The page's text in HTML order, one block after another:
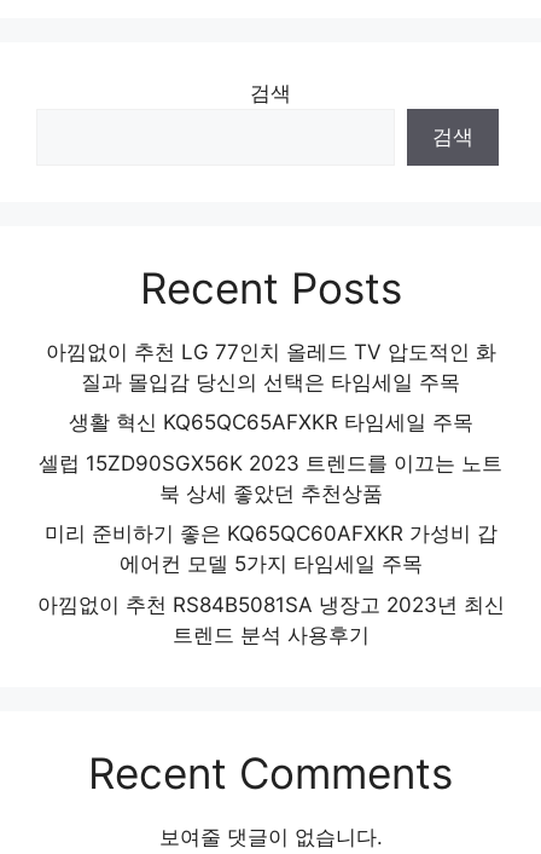
검색
검색
Recent Posts
아낌없이 추천 LG 77인치 올레드 TV 압도적인 화
질과 몰입감 당신의 선택은 타임세일 주목
생활 혁신 KQ65QC65AFXKR 타임세일 주목
셀럽 15ZD90SGX56K 2023 트렌드를 이끄는 노트
북 상세 좋았던 추천상품
미리 준비하기 좋은 KQ65QC60AFXKR 가성비 갑
에어컨 모델 5가지 타임세일 주목
아낌없이 추천 RS84B5081SA 냉장고 2023년 최신
트렌드 분석 사용후기
Recent Comments
보여줄 댓글이 없습니다.